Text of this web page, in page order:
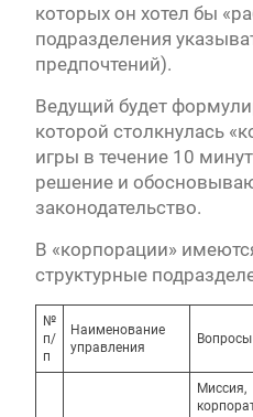
которых он хотел бы
подразделения
предпочтений).
Ведущий будет
которой столкнулась
игры в течение 10
решение и
законодательство.
В «корпорации»
структурные
№
п/
п
Наименование
управления
Миссия,